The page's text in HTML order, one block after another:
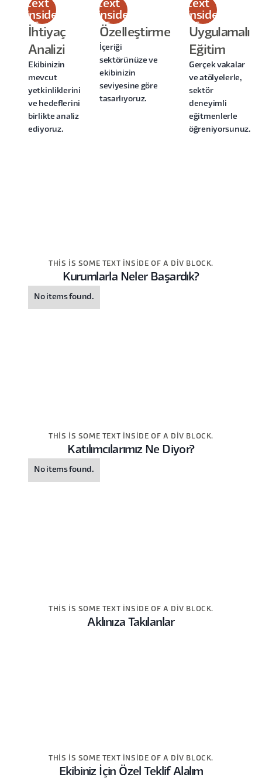
text
inside
of a
div
block.
İhtiyaç
Analizi
Ekibinizin
mevcut
yetkinliklerini
ve hedeflerini
birlikte analiz
ediyoruz.
text
inside
of a
div
block.
Özelleştirme
İçeriği
sektörünüze ve
ekibinizin
seviyesine göre
tasarlıyoruz.
text
inside
of a
div
block.
Uygulamalı
Eğitim
Gerçek vakalar
ve atölyelerle,
sektör
deneyimli
eğitmenlerle
öğreniyorsunuz.
THIS IS SOME TEXT INSIDE OF A DIV BLOCK.
Kurumlarla Neler Başardık?
No items found.
THIS IS SOME TEXT INSIDE OF A DIV BLOCK.
Katılımcılarımız Ne Diyor?
No items found.
THIS IS SOME TEXT INSIDE OF A DIV BLOCK.
Aklınıza Takılanlar
THIS IS SOME TEXT INSIDE OF A DIV BLOCK.
Ekibiniz İçin Özel Teklif Alalım